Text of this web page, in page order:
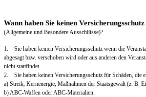
Wann haben Sie keinen Versicherungsschutz
(Allgemeine und Besondere Ausschlüsse)?
1. Sie haben keinen Versicherungsschutz wenn die
abgesagt bzw. verschoben wird oder aus anderen den
nicht stattfindet.
2. Sie haben keinen Versicherungsschutz für Schäden, die
a) Streik, Kernenergie, Maßnahmen der Staatsgewalt (z. B.
b) ABC-Waffen oder ABC-Materialien.